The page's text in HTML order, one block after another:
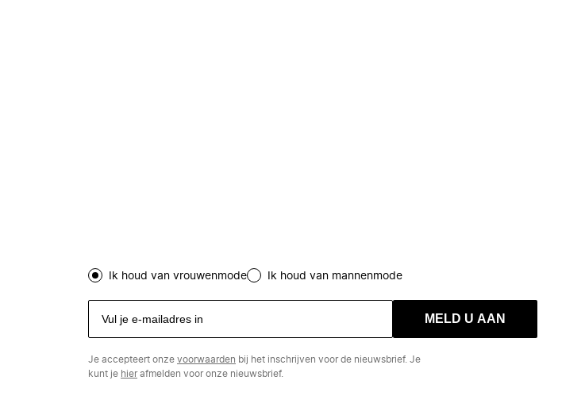
Ik houd van vrouwenmode Ik houd van mannenmode
MELD U AAN
Je accepteert onze voorwaarden bij het inschrijven voor de nieuwsbrief. Je
kunt je hierafmelden voor onze nieuwsbrief.